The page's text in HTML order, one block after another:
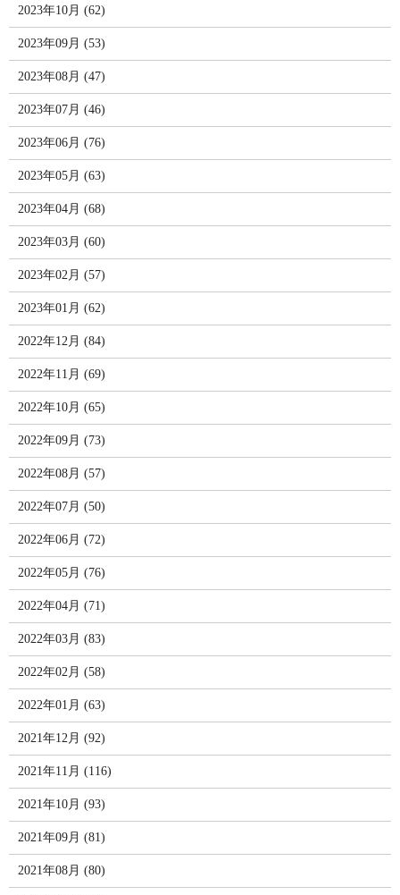
2023年10月 (62)
2023年09月 (53)
2023年08月 (47)
2023年07月 (46)
2023年06月 (76)
2023年05月 (63)
2023年04月 (68)
2023年03月 (60)
2023年02月 (57)
2023年01月 (62)
2022年12月 (84)
2022年11月 (69)
2022年10月 (65)
2022年09月 (73)
2022年08月 (57)
2022年07月 (50)
2022年06月 (72)
2022年05月 (76)
2022年04月 (71)
2022年03月 (83)
2022年02月 (58)
2022年01月 (63)
2021年12月 (92)
2021年11月 (116)
2021年10月 (93)
2021年09月 (81)
2021年08月 (80)